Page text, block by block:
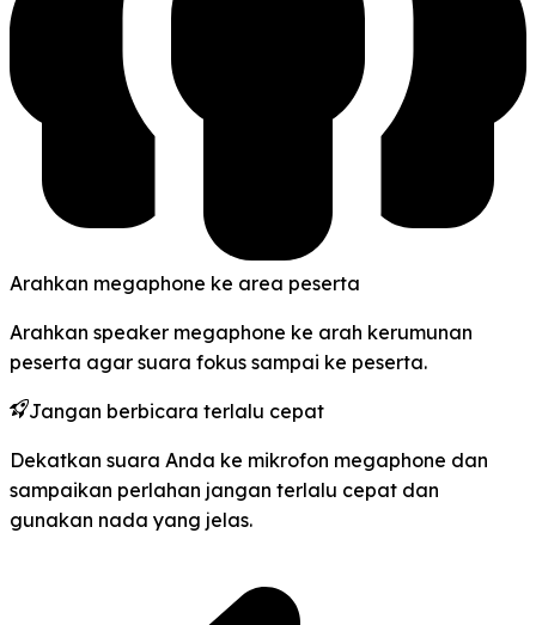
Arahkan megaphone ke area peserta
Arahkan speaker megaphone ke arah kerumunan
peserta agar suara fokus sampai ke peserta.
Jangan berbicara terlalu cepat
Dekatkan suara Anda ke mikrofon megaphone dan
sampaikan perlahan jangan terlalu cepat dan
gunakan nada yang jelas.